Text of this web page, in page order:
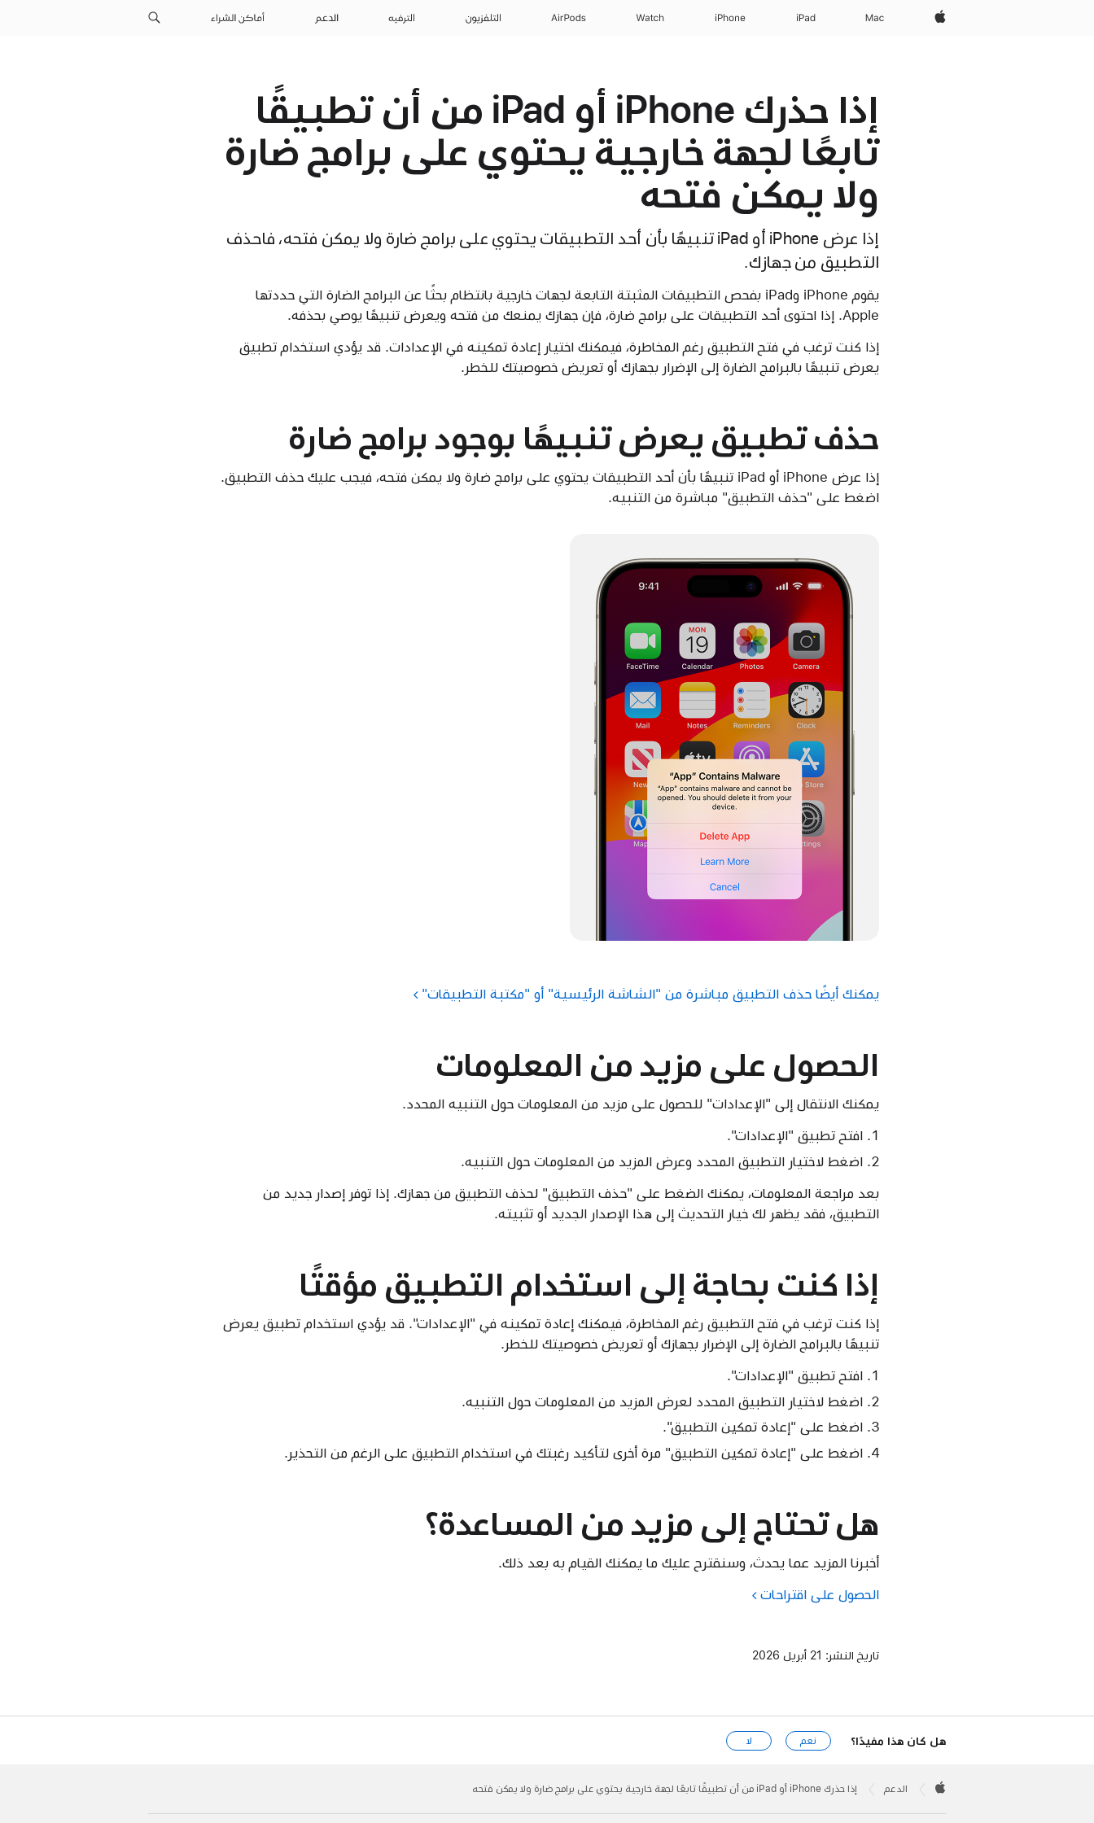
Apple‏
Mac
iPad‏
iPhone
Watch
AirPods التلفزيون الترفيه الدعم أماكن الشراء
إذا حذرك iPhone أو iPad من أن تطبيقًا
تابعًا لجهة خارجية يحتوي على برامج ضارة
ولا يمكن فتحه
إذا عرض iPhone أو iPad تنبيهًا بأن أحد التطبيقات يحتوي على برامج ضارة ولا يمكن فتحه، فاحذف
التطبيق من جهازك.
يقوم iPhone وiPad بفحص التطبيقات المثبتة التابعة لجهات خارجية بانتظام بحثًا عن البرامج الضارة التي حددتها
Apple. إذا احتوى أحد التطبيقات على برامج ضارة، فإن جهازك يمنعك من فتحه ويعرض تنبيهًا يوصي بحذفه.
إذا كنت ترغب في فتح التطبيق رغم المخاطرة، فيمكنك اختيار إعادة تمكينه في الإعدادات. قد يؤدي استخدام تطبيق
يعرض تنبيهًا بالبرامج الضارة إلى الإضرار بجهازك أو تعريض خصوصيتك للخطر.
حذف تطبيق يعرض تنبيهًا بوجود برامج ضارة
إذا عرض iPhone أو iPad تنبيهًا بأن أحد التطبيقات يحتوي على برامج ضارة ولا يمكن فتحه، فيجب عليك حذف التطبيق.
اضغط على "حذف التطبيق" مباشرة من التنبيه.
يمكنك أيضًا حذف التطبيق مباشرة من "الشاشة الرئيسية" أو "مكتبة التطبيقات"
الحصول على مزيد من المعلومات
يمكنك الانتقال إلى "الإعدادات" للحصول على مزيد من المعلومات حول التنبيه المحدد.
افتح تطبيق "الإعدادات".
اضغط لاختيار التطبيق المحدد وعرض المزيد من المعلومات حول التنبيه.
بعد مراجعة المعلومات، يمكنك الضغط على "حذف التطبيق" لحذف التطبيق من جهازك. إذا توفر إصدار جديد من
التطبيق، فقد يظهر لك خيار التحديث إلى هذا الإصدار الجديد أو تثبيته.
إذا كنت بحاجة إلى استخدام التطبيق مؤقتًا
إذا كنت ترغب في فتح التطبيق رغم المخاطرة، فيمكنك إعادة تمكينه في "الإعدادات". قد يؤدي استخدام تطبيق يعرض
تنبيهًا بالبرامج الضارة إلى الإضرار بجهازك أو تعريض خصوصيتك للخطر.
افتح تطبيق "الإعدادات".
اضغط لاختيار التطبيق المحدد لعرض المزيد من المعلومات حول التنبيه.
اضغط على "إعادة تمكين التطبيق".
اضغط على "إعادة تمكين التطبيق" مرة أخرى لتأكيد رغبتك في استخدام التطبيق على الرغم من التحذير.
هل تحتاج إلى مزيد من المساعدة؟
أخبرنا المزيد عما يحدث، وسنقترح عليك ما يمكنك القيام به بعد ذلك.
الحصول على اقتراحات
تاريخ النشر: 21 أبريل 2026
هل كان هذا مفيدًا؟ نعم لا
Footer

الدعم إذا حذرك iPhone أو iPad من أن تطبيقًا تابعًا لجهة خارجية يحتوي على برامج ضارة ولا يمكن فتحه